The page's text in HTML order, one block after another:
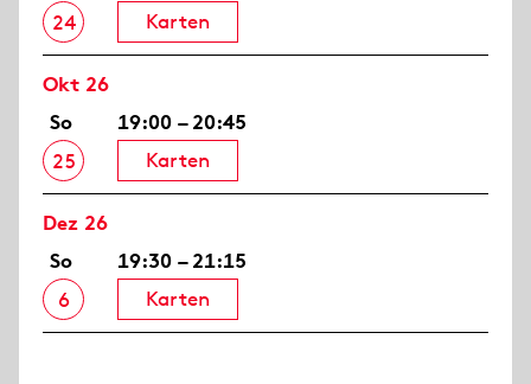
24
Karten
Okt 26
So
25
19:00 – 20:45
Karten
Dez 26
So
6
19:30 – 21:15
Karten